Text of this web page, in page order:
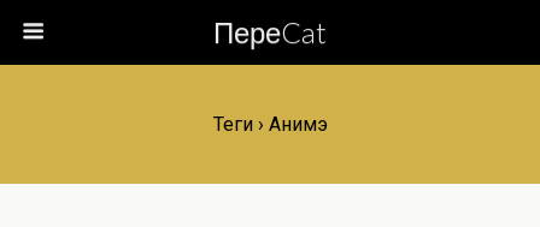
ПереCat
Теги › Анимэ